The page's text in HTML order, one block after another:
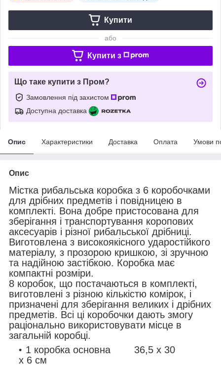
Купити
або
Купити з
Що таке купити з Пром?
Замовлення під захистом
Доступна доставка
Опис Характеристики Доставка Оплата Умови
Опис
Містка рибальська коробка з 6 коробочками
для дрібних предметів і повідницею в
комплекті. Вона добре пристосована для
зберігання і транспортування коропових
аксесуарів і різної рибальської дрібниці.
Виготовлена з високоякісного ударостійкого
матеріалу, з прозорою кришкою, зі зручною
та надійною застібкою. Коробка має
компактні розміри.
8 коробок, що постачаються в комплекті,
виготовлені з різною кількістю комірок, і
призначені для зберігання великих і дрібних
предметів. Всі ці коробочки дають змогу
раціонально використовувати місце в
загальній коробці.
1 коробка основна 36,5 х 30
х 6 см